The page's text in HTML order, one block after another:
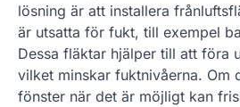
lösning är att installera
är utsatta för fukt, till exempel
Dessa fläktar hjälper till att föra
vilket minskar fuktnivåerna. Om
fönster när det är möjligt kan